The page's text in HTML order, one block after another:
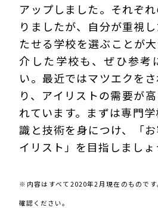
アップしました。それぞ
りましたが、自分が重視
たせる学校を選ぶことが
介した学校も、ぜひ参考
い。最近ではマツエクを
り、アイリストの需要が
れています。まずは専門
識と技術を身につけ、「
イリスト」を目指しましょ
※内容はすべて2020年2月現在のもので
確認ください。